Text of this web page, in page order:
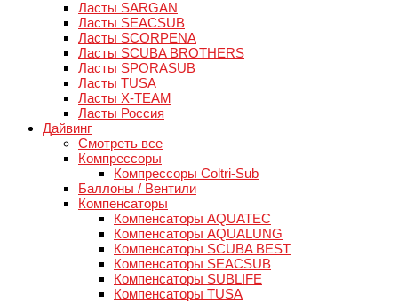
Ласты SARGAN
Ласты SEACSUB
Ласты SCORPENA
Ласты SCUBA BROTHERS
Ласты SPORASUB
Ласты TUSA
Ласты X-TEAM
Ласты Россия
Дайвинг
Смотреть все
Компрессоры
Компрессоры Coltri-Sub
Баллоны / Вентили
Компенсаторы
Компенсаторы AQUATEC
Компенсаторы AQUALUNG
Компенсаторы SCUBA BEST
Компенсаторы SEACSUB
Компенсаторы SUBLIFE
Компенсаторы TUSA